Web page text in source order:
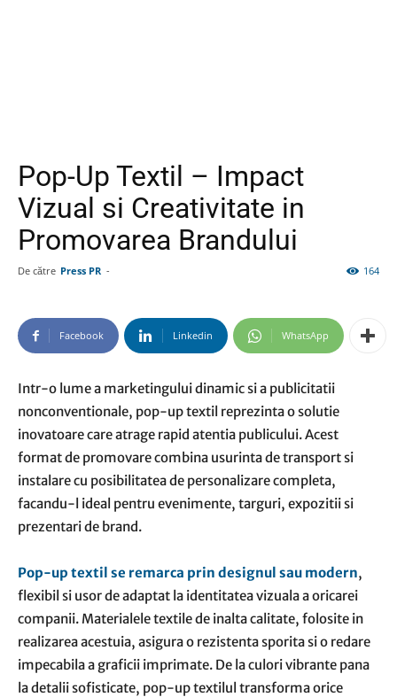
Pop-Up Textil – Impact
Vizual si Creativitate in
Promovarea Brandului
De către Press PR - 164
Facebook Linkedin WhatsApp
Intr-o lume a marketingului dinamic si a publicitatii
nonconventionale, pop-up textil reprezinta o solutie
inovatoare care atrage rapid atentia publicului. Acest
format de promovare combina usurinta de transport si
instalare cu posibilitatea de personalizare completa,
facandu-l ideal pentru evenimente, targuri, expozitii si
prezentari de brand.
Pop-up textil se remarca prin designul sau modern,
flexibil si usor de adaptat la identitatea vizuala a oricarei
companii. Materialele textile de inalta calitate, folosite in
realizarea acestuia, asigura o rezistenta sporita si o redare
impecabila a graficii imprimate. De la culori vibrante pana
la detalii sofisticate, pop-up textilul transforma orice